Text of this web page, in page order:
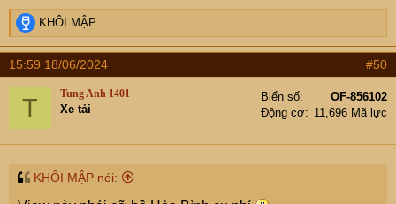
R
e
a
c
t
n
s
KHÔI MẬP
15:59 18/06/2024 #50
T Tung Anh 1401
Xe tải
Biển số
OF-856102
Động cơ
11,696 Mã lực
KHÔI MẬP nói: